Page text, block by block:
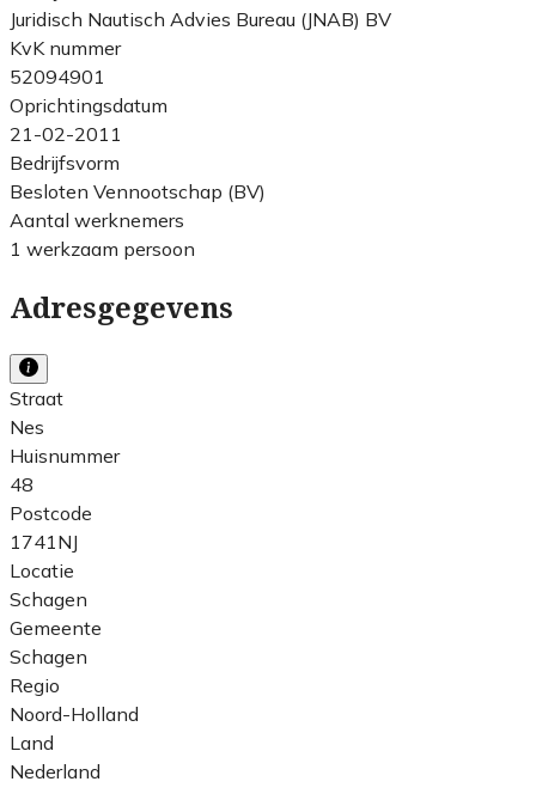
Juridisch Nautisch Advies Bureau (JNAB) BV
KvK nummer
52094901
Oprichtingsdatum
21-02-2011
Bedrijfsvorm
Besloten Vennootschap (BV)
Aantal werknemers
1 werkzaam persoon
Adresgegevens
Straat
Nes
Huisnummer
48
Postcode
1741NJ
Locatie
Schagen
Gemeente
Schagen
Regio
Noord-Holland
Land
Nederland